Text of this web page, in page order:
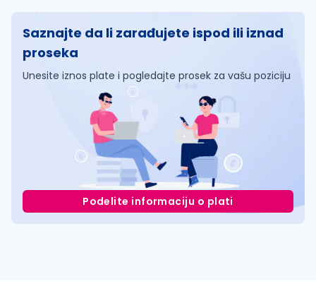
Saznajte da li zarađujete ispod ili iznad
proseka
Unesite iznos plate i pogledajte prosek za vašu poziciju
Podelite informaciju o plati